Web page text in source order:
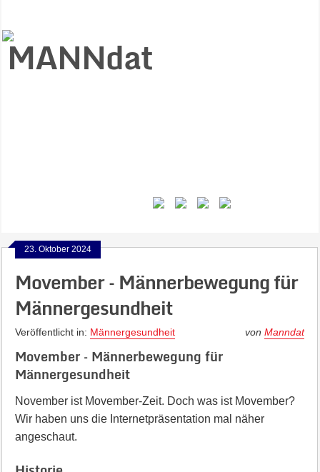
23. Oktober 2024
Movember – Männerbewegung für
Männergesundheit
Veröffentlicht in: Männergesundheit vonManndat
Movember – Männerbewegung für
Männergesundheit
November ist Movember-Zeit. Doch was ist Movember?
Wir haben uns die Internetpräsentation mal näher
angeschaut.